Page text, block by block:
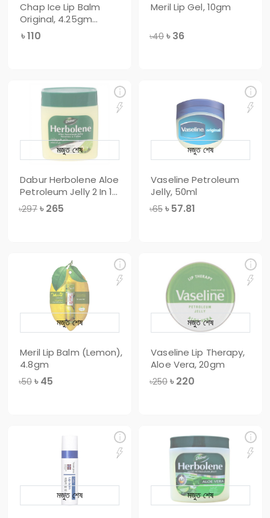
Chap Ice Lip Balm
Original, 4.25gm
(Imported)
৳110
Meril Lip Gel, 10gm
৳40 ৳ 36
Dabur Herbolene Aloe
Petroleum Jelly 2 In 1
With A
৳297 ৳ 265
মজুত শেষ
Vaseline Petroleum
Jelly, 50ml
৳65 ৳ 57.81
মজুত শেষ
Meril Lip Balm (Lemon),
4.8gm
৳50 ৳ 45
মজুত শেষ
Vaseline Lip Therapy,
Aloe Vera, 20gm
৳250 ৳ 220
মজুত শেষ
মজুত শেষ মজুত শেষ